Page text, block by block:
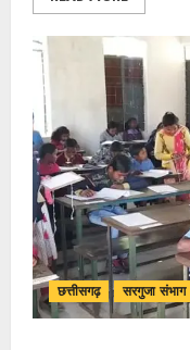
छत्तीसगढ़ सरगुजा संभाग